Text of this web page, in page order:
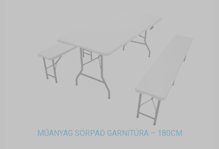
MŰANYAG SÖRPAD GARNITÚRA – 180CM